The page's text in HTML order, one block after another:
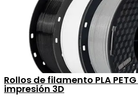
Rollos de filamento PLA PETG
impresión 3D